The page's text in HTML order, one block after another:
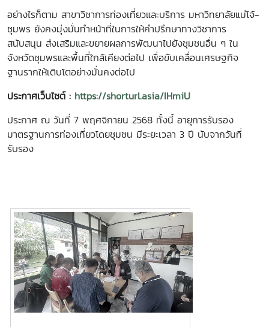
อย่างไรก็ตาม สาขาวิชาการท่องเที่ยวและบริการ มหาวิทยาลัยแม่โจ้-
ชุมพร ยังคงมุ่งมั่นทำหน้าที่ในการให้คำปรึกษาทางวิชาการ
สนับสนุน ส่งเสริมและขยายผลการพัฒนาไปยังชุมชนอื่น ๆ ใน
จังหวัดชุมพรและพื้นที่ใกล้เคียงต่อไป เพื่อขับเคลื่อนเศรษฐกิจ
ฐานรากให้เติบโตอย่างมั่นคงต่อไป
ประกาศเว็บไซต์ : https://shorturl.asia/IHmiU
ประกาศ ณ วันที่ 7 พฤศจิกายน 2568 ทั้งนี้ อายุการรับรอง
มาตรฐานการท่องเที่ยวโดยชุมชน มีระยะเวลา 3 ปี นับจากวันที่
รับรอง